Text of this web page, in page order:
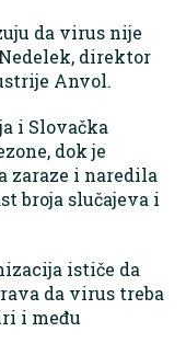
da virus nije
direktor
Anvol.
i Slovačka
dok je
zaraze i naredila
broja slučajeva i
ističe da
da virus treba
i među